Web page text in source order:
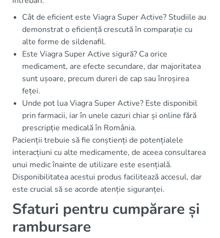
Cât de eficient este Viagra Super Active? Studiile au
demonstrat o eficiență crescută în comparație cu
alte forme de sildenafil.
Este Viagra Super Active sigură? Ca orice
medicament, are efecte secundare, dar majoritatea
sunt ușoare, precum dureri de cap sau înroșirea
feței.
Unde pot lua Viagra Super Active? Este disponibil
prin farmacii, iar în unele cazuri chiar și online fără
prescripție medicală în România.
Pacienții trebuie să fie conștienți de potențialele
interacțiuni cu alte medicamente, de aceea consultarea
unui medic înainte de utilizare este esențială.
Disponibilitatea acestui produs facilitează accesul, dar
este crucial să se acorde atenție siguranței.
Sfaturi pentru cumpărare și
rambursare